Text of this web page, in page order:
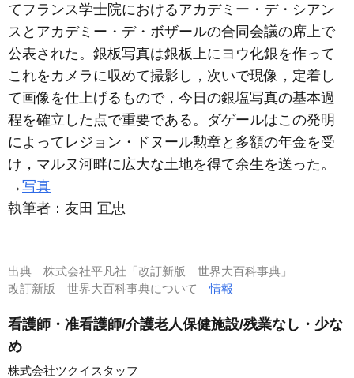
てフランス学士院におけるアカデミー・デ・シアン
スとアカデミー・デ・ボザールの合同会議の席上で
公表された。銀板写真は銀板上にヨウ化銀を作って
これをカメラに収めて撮影し，次いで現像，定着し
て画像を仕上げるもので，今日の銀塩写真の基本過
程を確立した点で重要である。ダゲールはこの発明
によってレジョン・ドヌール勲章と多額の年金を受
け，マルヌ河畔に広大な土地を得て余生を送った。
→写真
執筆者： 友田 冝忠
出典 株式会社平凡社「改訂新版 世界大百科事典」
改訂新版 世界大百科事典について情報
看護師・准看護師/介護老人保健施設/残業なし・少な
め
株式会社ツクイスタッフ